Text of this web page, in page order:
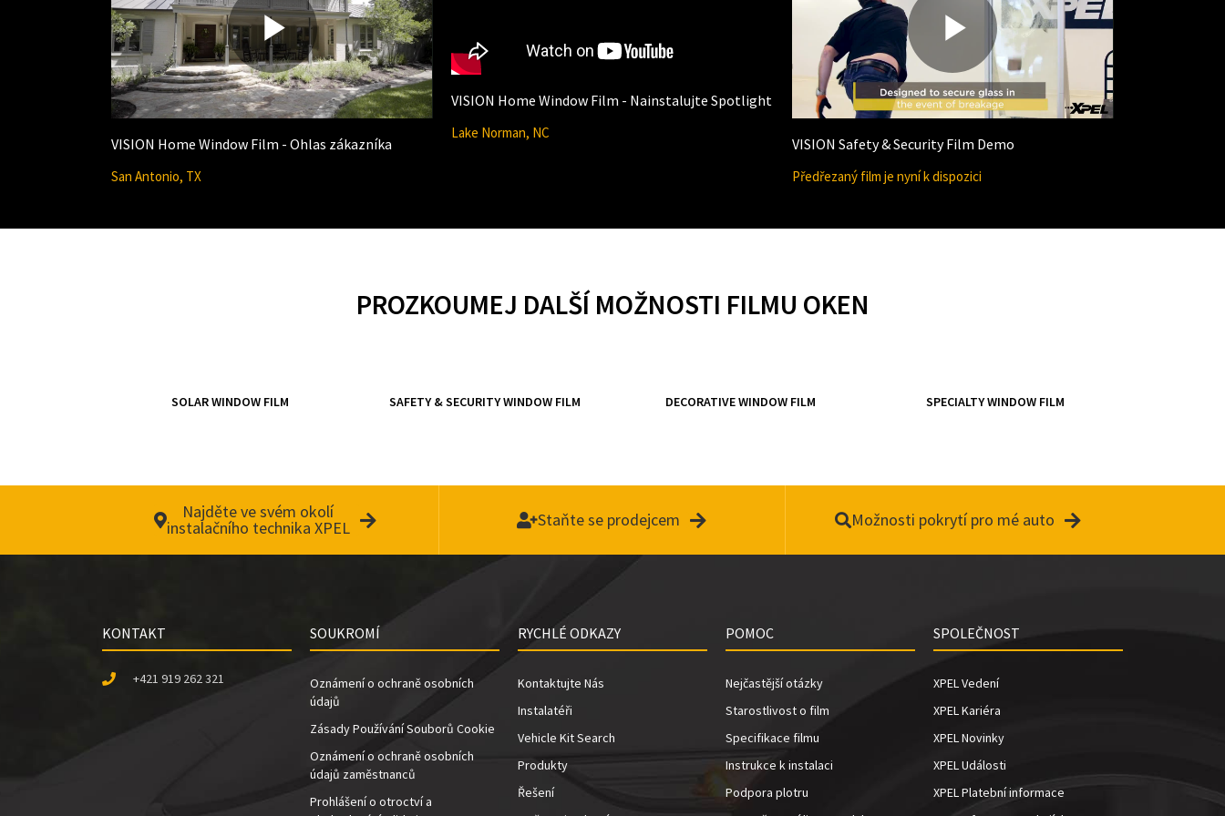
P
l
i
VISION Home Window Film - Ohlas zákazníka
San Antonio, TX
VISION Home Window Film - Nainstalujte Spotlight
Lake Norman, NC
P
l
i
e
o
VISION Safety & Security Film Demo
Předřezaný film je nyní k dispozici
PROZKOUMEJ DALŠÍ MOŽNOSTI FILMU OKEN
SOLAR WINDOW FILM SAFETY & SECURITY WINDOW FILM DECORATIVE WINDOW FILM SPECIALTY WINDOW FILM
Najděte ve svém okolí
instalačního technika XPEL Staňte se prodejcem Možnosti pokrytí pro mé auto
KONTAKT
+421 919 262 321
SOUKROMÍ
Oznámení o ochraně osobních
údajů
Zásady Používání Souborů Cookie
Oznámení o ochraně osobních
údajů zaměstnanců
Prohlášení o otroctví a
RYCHLÉ ODKAZY
Kontaktujte Nás
Instalatéři
Vehicle Kit Search
Produkty
Řešení
POMOC
Nejčastější otázky
Starostlivost o film
Specifikace filmu
Instrukce k instalaci
Podpora plotru
SPOLEČNOST
XPEL Vedení
XPEL Kariéra
XPEL Novinky
XPEL Události
XPEL Platební informace